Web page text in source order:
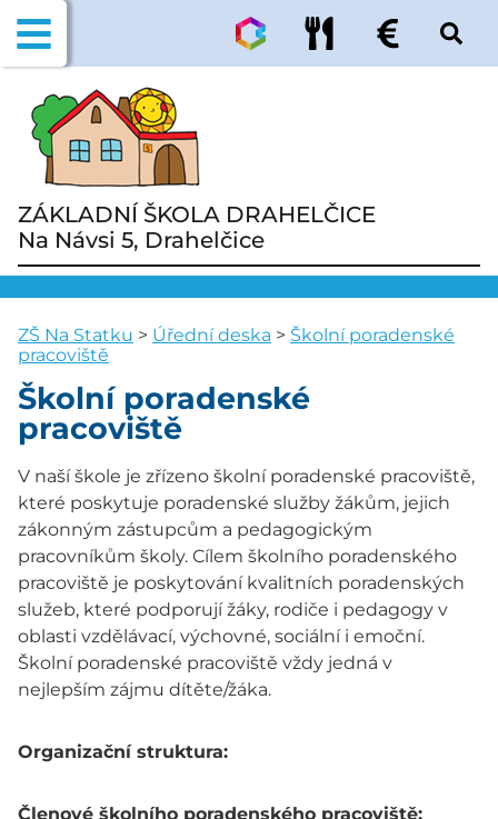
ZÁKLADNÍ ŠKOLA DRAHELČICE
Na Návsi 5, Drahelčice
ZŠ Na Statku > Úřední deska > Školní poradenské
pracoviště
Školní poradenské
pracoviště
V naší škole je zřízeno školní poradenské pracoviště,
které poskytuje poradenské služby žákům, jejich
zákonným zástupcům a pedagogickým
pracovníkům školy. Cílem školního poradenského
pracoviště je poskytování kvalitních poradenských
služeb, které podporují žáky, rodiče i pedagogy v
oblasti vzdělávací, výchovné, sociální i emoční.
Školní poradenské pracoviště vždy jedná v
nejlepším zájmu dítěte/žáka.
Organizační struktura:
Členové školního poradenského pracoviště: